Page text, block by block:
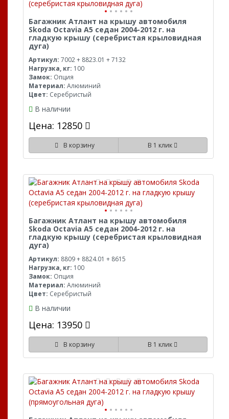
Багажник Атлант на крышу автомобиля
Skoda Octavia A5 седан 2004-2012 г. на
гладкую крышу (серебристая крыловидная
дуга)
Артикул: 7002 + 8823.01 + 7132
Нагрузка, кг: 100
Замок: Опция
Материал: Алюминий
Цвет: Серебристый
В наличии
Цена: 12850
В корзину В 1 клик
Багажник Атлант на крышу автомобиля
Skoda Octavia A5 седан 2004-2012 г. на
гладкую крышу (серебристая крыловидная
дуга)
Артикул: 8809 + 8824.01 + 8615
Нагрузка, кг: 100
Замок: Опция
Материал: Алюминий
Цвет: Серебристый
В наличии
Цена: 13950
В корзину В 1 клик